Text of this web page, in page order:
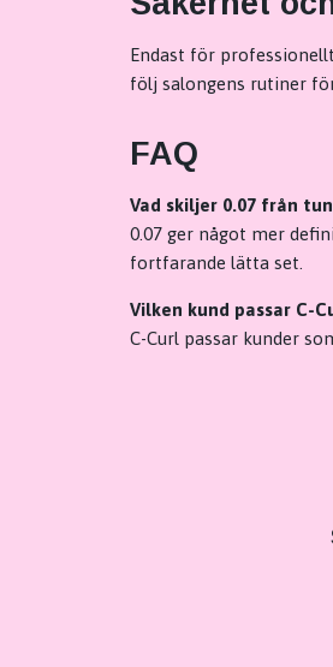
Endast för
följ salongens rutiner
FAQ
Vad skiljer 0.07 från
0.07 ger något mer
fortfarande lätta set.
Vilken kund passar C-
C-Curl passar kunder